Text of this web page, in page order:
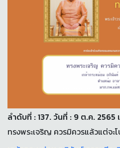
ลำดับที่ : 137. วันที่ : 9 ต.ค. 2565
ทรงพระเจริญ ควรมิควรแล้วแต่จะ